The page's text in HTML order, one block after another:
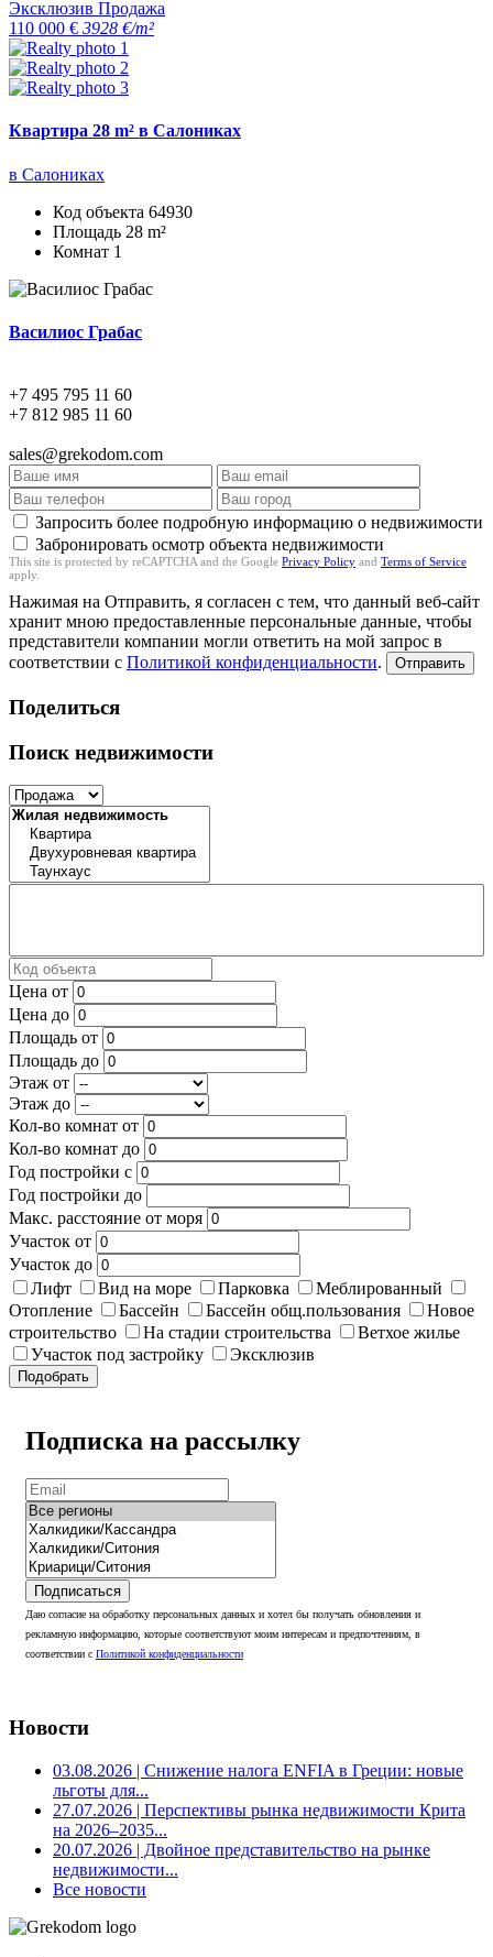
Эксклюзив Продажа
110 000 € 3928 €/m²
Квартира 28 m² в Салониках
в Салониках
Код объекта 64930
Площадь 28 m²
Комнат 1
Василиос Грабас
+7 495 795 11 60
+7 812 985 11 60
sales@grekodom.com
Запросить более подробную информацию о недвижимости
Забронировать осмотр объекта недвижимости
This site is protected by reCAPTCHA and the Google Privacy Policy and Terms of Service
apply.
Нажимая на Отправить, я согласен с тем, что данный веб-сайт
хранит мною предоставленные персональные данные, чтобы
представители компании могли ответить на мой запрос в
соответствии с Политикой конфиденциальности. Отправить
Поделиться
Поиск недвижимости
Цена от
Цена до
Площадь от
Площадь до
Этаж от
Этаж до
Кол-во комнат от
Кол-во комнат до
Год постройки с
Год постройки до
Макс. расстояние от моря
Участок от
Участок до
Лифт
Вид на море Парковка
Меблированный
Отопление
Бассейн Бассейн общ.пользования
Новое
строительство
На стадии строительства
Ветхое жилье
Участок под застройку
Эксклюзив
Подобрать
Подписка на рассылку
Подписаться
Даю согласие на обработку персональных данных и хотел бы получать обновления и
рекламную информацию, которые соответствуют моим интересам и предпочтениям, в
соответствии с Политикой конфиденциальности
Новости
03.08.2026 | Снижение налога ENFIA в Греции: новые
льготы для...
27.07.2026 | Перспективы рынка недвижимости Крита
на 2026–2035...
20.07.2026 | Двойное представительство на рынке
недвижимости...
Все новости